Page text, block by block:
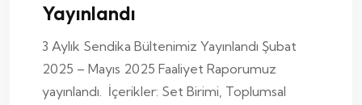
Yayınlandı
3 Aylık Sendika Bültenimiz Yayınlandı Şubat
2025 – Mayıs 2025 Faaliyet Raporumuz
yayınlandı. İçerikler: Set Birimi, Toplumsal